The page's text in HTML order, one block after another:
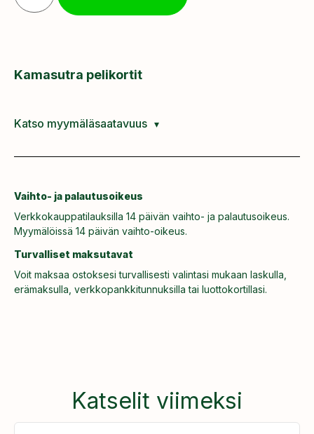
Kamasutra pelikortit
Katso myymäläsaatavuus
Vaihto- ja palautusoikeus
Verkkokauppatilauksilla 14 päivän vaihto- ja palautusoikeus.
Myymälöissä 14 päivän vaihto-oikeus.
Turvalliset maksutavat
Voit maksaa ostoksesi turvallisesti valintasi mukaan laskulla,
erämaksulla, verkkopankkitunnuksilla tai luottokortillasi.
Katselit viimeksi